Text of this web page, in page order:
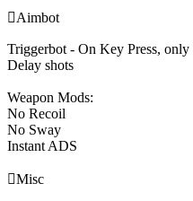
Aimbot
Triggerbot - On Key Press,
Delay shots
Weapon Mods:
No Recoil
No Sway
Instant ADS
Misc